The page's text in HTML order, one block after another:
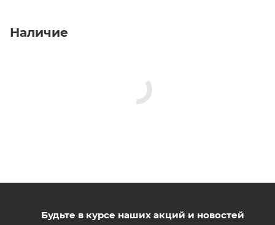
Наличие
Будьте в курсе наших акций и новостей